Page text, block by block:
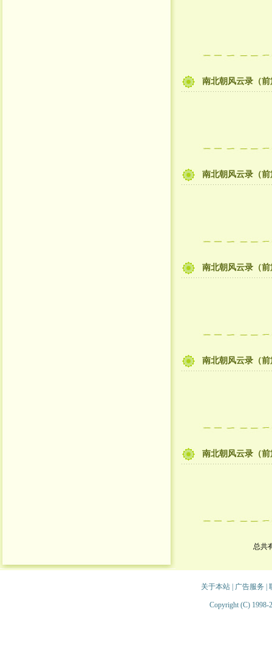
南北朝风云录（
南北朝风云录（
南北朝风云录（
南北朝风云录（
南北朝风云录（
总共
关于本站| 广告服务
Copyright (C) 1998-